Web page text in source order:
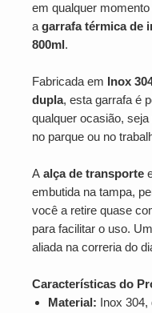
em qualquer
a garrafa térmica de
800ml.
Fabricada em Inox
dupla, esta garrafa é
qualquer ocasião,
no parque ou no
A alça de transporte
embutida na tampa,
você a retire quase
para facilitar o uso.
aliada na correria do
Características do
Material: Inox 304,